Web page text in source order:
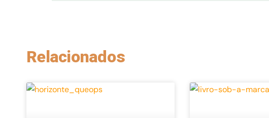
Relacionados